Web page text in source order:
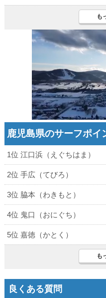
も
鹿児島県のサーフポイ
1位 江口浜（えぐちはま）
2位 手広（てびろ）
3位 脇本（わきもと）
4位 鬼口（おにぐち）
5位 嘉徳（かとく）
も
良くある質問